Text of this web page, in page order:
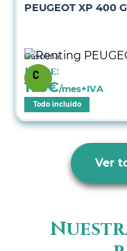
PEUGEOT XP 400
Gasolina
Desde:
173€/mes+IVA
Todo incluido
Ver